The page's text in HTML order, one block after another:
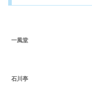
一風堂
石川亭